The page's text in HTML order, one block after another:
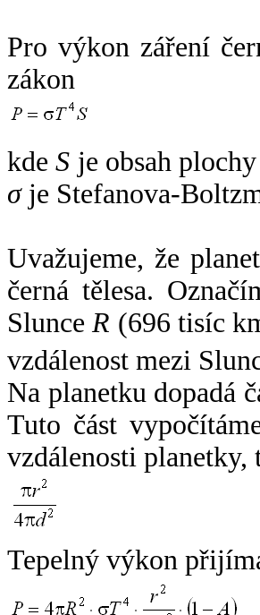
Pro výkon záření
zákon
kdeS je obsah
σje Stefanova-
Uvažujeme, že
černá tělesa.
SlunceR (696 tisíc
vzdálenost mezi
Na planetku dopadá
Tuto část
vzdálenosti planetky,
Tepelný výkon